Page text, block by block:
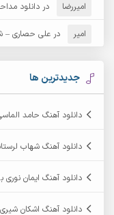
آرش مهرابی
آرشام
آرکاداش
امیررضا در دانلود
امیر در علی حصاری –
جدیدترین ها
دانلود آهنگ حامد
دانلود آهنگ شهاب
دانلود آهنگ ایمان نوری
دانلود آهنگ اشکان